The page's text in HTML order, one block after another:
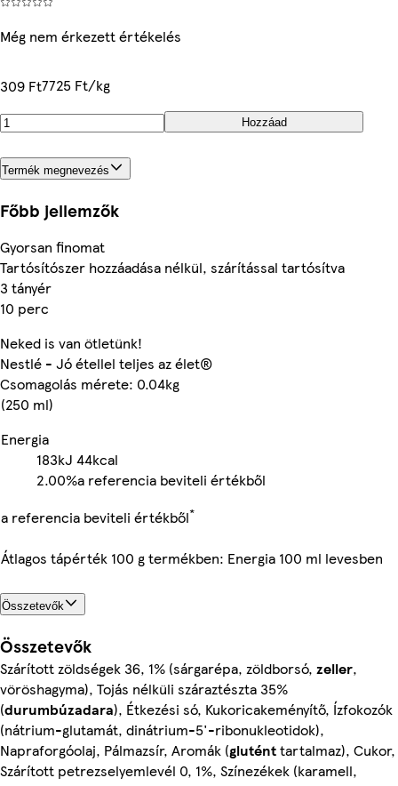
Még nem érkezett értékelés
309 Ft7725 Ft/kg
Hozzáad
Termék megnevezés
Főbb jellemzők
Gyorsan finomat
Tartósítószer hozzáadása nélkül, szárítással tartósítva
3 tányér
10 perc
Neked is van ötletünk!
Nestlé - Jó étellel teljes az élet®
Csomagolás mérete: 0.04kg
(250 ml)
Energia
183kJ 44kcal
2.00%a referencia beviteli értékből
a referencia beviteli értékből*
Átlagos tápérték 100 g termékben: Energia 100 ml levesben
Összetevők
Összetevők
Szárított zöldségek 36, 1% (sárgarépa, zöldborsó, zeller,
vöröshagyma), Tojás nélküli száraztészta 35%
(durumbúzadara), Étkezési só, Kukoricakeményítő, Ízfokozók
(nátrium-glutamát, dinátrium-5'-ribonukleotidok),
Napraforgóolaj, Pálmazsír, Aromák (gluténttartalmaz), Cukor,
Szárított petrezselyemlevél 0, 1%, Színezékek (karamell,